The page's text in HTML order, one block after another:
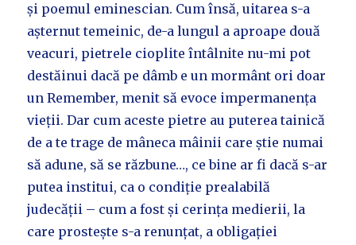
și poemul eminescian. Cum însă, uitarea s-a
așternut temeinic, de-a lungul a aproape două
veacuri, pietrele cioplite întâlnite nu-mi pot
destăinui dacă pe dâmb e un mormânt ori doar
un Remember, menit să evoce impermanența
vieții. Dar cum aceste pietre au puterea tainică
de a te trage de mâneca mâinii care știe numai
să adune, să se răzbune…, ce bine ar fi dacă s-ar
putea institui, ca o condiție prealabilă
judecății – cum a fost și cerința medierii, la
care prostește s-a renunțat, a obligației